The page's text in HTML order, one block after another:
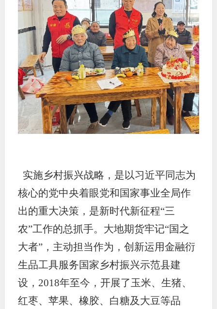
实施乡村振兴战略，是以习近平同志为
核心的党中央着眼党和国家事业全局作
出的重大决策，是新时代新征程“三
农”工作的总抓手。大地期货牢记“国之
大者”，主动担当作为，创新运用金融衍
生品工具服务国家乡村振兴示范县建
设，2018年至今，开展了玉米、生猪、
红枣、苹果、橡胶、白糖及大豆等品